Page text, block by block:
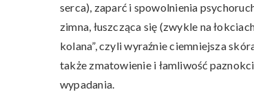
serca), zaparć i spowolnienia
zimna, łuszcząca się (zwykle na
kolana”, czyli wyraźnie ciemniejsza
także zmatowienie i łamliwość
wypadania.